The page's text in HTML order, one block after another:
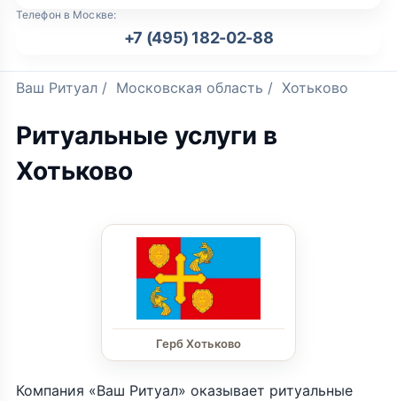
Телефон в Москве:
+7 (495) 182-02-88
Ваш Ритуал / Московская область / Хотьково
Ритуальные услуги в
Хотьково
Герб Хотьково
Компания «Ваш Ритуал» оказывает ритуальные